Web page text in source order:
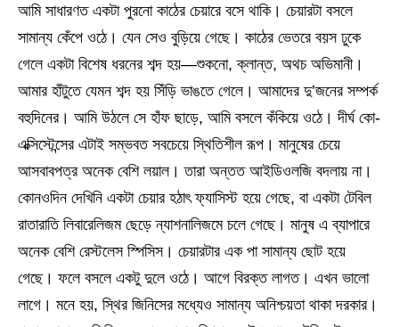
আমি সাধারণত একটা পুরনো কাঠের চেয়ারে বসে থাকি। চেয়ারটা বসলে
সামান্য কেঁপে ওঠে। যেন সেও বুড়িয়ে গেছে। কাঠের ভেতরে বয়স ঢুকে
গেলে একটা বিশেষ ধরনের শব্দ হয়—শুকনো, ক্লান্ত, অথচ অভিমানী।
আমার হাঁটুতে যেমন শব্দ হয় সিঁড়ি ভাঙতে গেলে। আমাদের দু’জনের সম্পর্ক
বহুদিনের। আমি উঠলে সে হাঁফ ছাড়ে, আমি বসলে কঁকিয়ে ওঠে। দীর্ঘ কো-
এক্সিস্টেন্সের এটাই সম্ভবত সবচেয়ে স্থিতিশীল রূপ। মানুষের চেয়ে
আসবাবপত্র অনেক বেশি লয়াল। তারা অন্তত আইডিওলজি বদলায় না।
কোনওদিন দেখিনি একটা চেয়ার হঠাৎ ফ্যাসিস্ট হয়ে গেছে, বা একটা টেবিল
রাতারাতি লিবারেলিজম ছেড়ে ন্যাশনালিজমে চলে গেছে। মানুষ এ ব্যাপারে
অনেক বেশি রেস্টলেস স্পিসিস। চেয়ারটার এক পা সামান্য ছোট হয়ে
গেছে। ফলে বসলে একটু দুলে ওঠে। আগে বিরক্ত লাগত। এখন ভালো
লাগে। মনে হয়, স্থির জিনিসের মধ্যেও সামান্য অনিশ্চয়তা থাকা দরকার।